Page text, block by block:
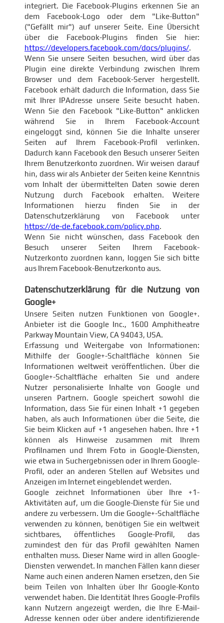
integriert. Die Facebook-Plugins erkennen Sie an
dem Facebook-Logo oder dem "Like-Button"
("Gefällt mir") auf unserer Seite. Eine Übersicht
über die Facebook-Plugins finden Sie hier:
https://developers.facebook.com/docs/plugins/.
Wenn Sie unsere Seiten besuchen, wird über das
Plugin eine direkte Verbindung zwischen Ihrem
Browser und dem Facebook-Server hergestellt.
Facebook erhält dadurch die Information, dass Sie
mit Ihrer IPAdresse unsere Seite besucht haben.
Wenn Sie den Facebook "Like-Button" anklicken
während Sie in Ihrem Facebook-Account
eingeloggt sind, können Sie die Inhalte unserer
Seiten auf Ihrem Facebook-Profil verlinken.
Dadurch kann Facebook den Besuch unserer Seiten
Ihrem Benutzerkonto zuordnen. Wir weisen darauf
hin, dass wir als Anbieter der Seiten keine Kenntnis
vom Inhalt der übermittelten Daten sowie deren
Nutzung durch Facebook erhalten. Weitere
Informationen hierzu finden Sie in der
Datenschutzerklärung von Facebook unter
https://de-de.facebook.com/policy.php.
Wenn Sie nicht wünschen, dass Facebook den
Besuch unserer Seiten Ihrem Facebook-
Nutzerkonto zuordnen kann, loggen Sie sich bitte
aus Ihrem Facebook-Benutzerkonto aus.
Datenschutzerklärung für die Nutzung von
Google+
Unsere Seiten nutzen Funktionen von Google+.
Anbieter ist die Google Inc., 1600 Amphitheatre
Parkway Mountain View, CA 94043, USA.
Erfassung und Weitergabe von Informationen:
Mithilfe der Google+-Schaltfläche können Sie
Informationen weltweit veröffentlichen. Über die
Google+-Schaltfläche erhalten Sie und andere
Nutzer personalisierte Inhalte von Google und
unseren Partnern. Google speichert sowohl die
Information, dass Sie für einen Inhalt +1 gegeben
haben, als auch Informationen über die Seite, die
Sie beim Klicken auf +1 angesehen haben. Ihre +1
können als Hinweise zusammen mit Ihrem
Profilnamen und Ihrem Foto in Google-Diensten,
wie etwa in Suchergebnissen oder in Ihrem Google-
Profil, oder an anderen Stellen auf Websites und
Anzeigen im Internet eingeblendet werden.
Google zeichnet Informationen über Ihre +1-
Aktivitäten auf, um die Google-Dienste für Sie und
andere zu verbessern. Um die Google+-Schaltfläche
verwenden zu können, benötigen Sie ein weltweit
sichtbares, öffentliches Google-Profil, das
zumindest den für das Profil gewählten Namen
enthalten muss. Dieser Name wird in allen Google-
Diensten verwendet. In manchen Fällen kann dieser
Name auch einen anderen Namen ersetzen, den Sie
beim Teilen von Inhalten über Ihr Google-Konto
verwendet haben. Die Identität Ihres Google-Profils
kann Nutzern angezeigt werden, die Ihre E-Mail-
Adresse kennen oder über andere identifizierende